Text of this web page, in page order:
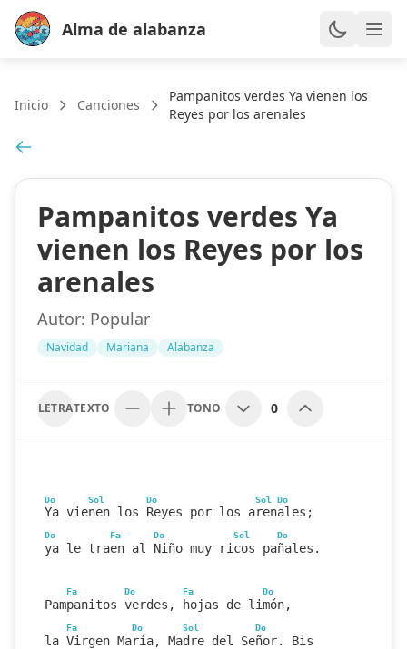
Alma de alabanza
Inicio Canciones
Pampanitos verdes Ya vienen los
Reyes por los arenales
Pampanitos verdes Ya
vienen los Reyes por los
arenales
Autor: Popular
Navidad Mariana Alabanza
LETRATEXTO TONO 0
Do Sol Do Sol Do
Ya vienen los Reyes por los arenales;
Do Fa Do Sol Do
ya le traen al Niño muy ricos pañales.
Fa Do Fa Do
Pampanitos verdes, hojas de limón,
Fa Do Sol Do
la Virgen María, Madre del Señor. Bis